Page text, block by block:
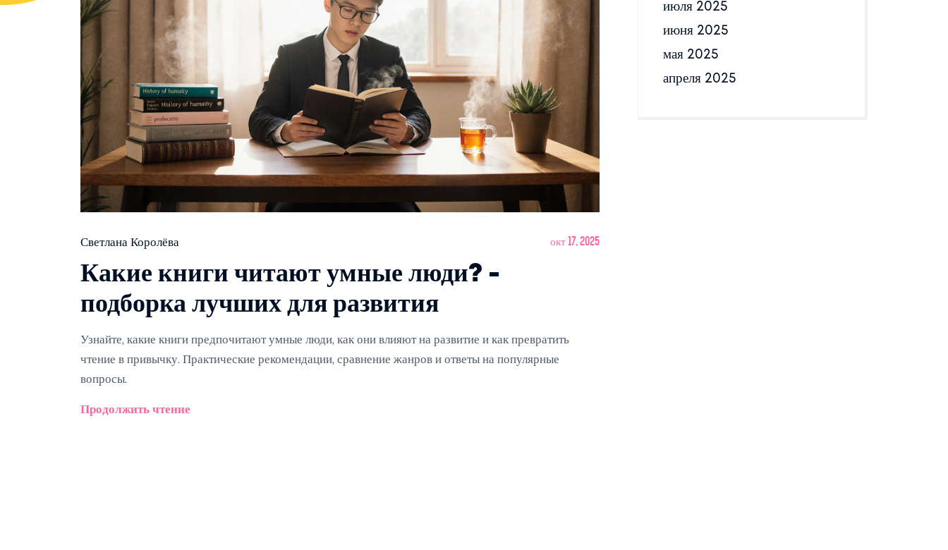
Светлана Королёва окт 17, 2025
Какие книги читают умные люди? -
подборка лучших для развития
Узнайте, какие книги предпочитают умные люди, как они влияют на развитие и как превратить
чтение в привычку. Практические рекомендации, сравнение жанров и ответы на популярные
вопросы.
Продолжить чтение
июля 2025
июня 2025
мая 2025
апреля 2025